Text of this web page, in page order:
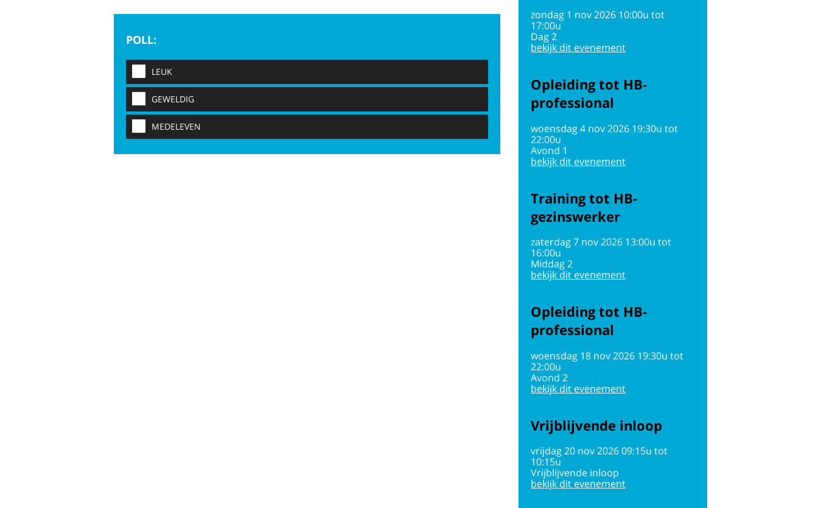
POLL:
LEUK
GEWELDIG
MEDELEVEN
zondag 1 nov 2026 10:00u tot
17:00u
Dag 2
bekijk dit evenement
Opleiding tot HB-
professional
woensdag 4 nov 2026 19:30u tot
22:00u
Avond 1
bekijk dit evenement
Training tot HB-
gezinswerker
zaterdag 7 nov 2026 13:00u tot
16:00u
Middag 2
bekijk dit evenement
Opleiding tot HB-
professional
woensdag 18 nov 2026 19:30u tot
22:00u
Avond 2
bekijk dit evenement
Vrijblijvende inloop
vrijdag 20 nov 2026 09:15u tot
10:15u
Vrijblijvende inloop
bekijk dit evenement